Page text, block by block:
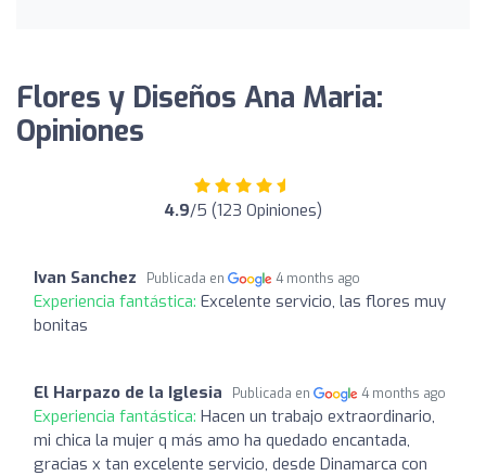
Flores y Diseños Ana Maria:
Opiniones
4.9/5 (123 Opiniones)
Ivan Sanchez Publicada en 4 months ago
Experiencia fantástica: Excelente servicio, las flores muy
bonitas
El Harpazo de la Iglesia Publicada en 4 months ago
Experiencia fantástica: Hacen un trabajo extraordinario,
mi chica la mujer q más amo ha quedado encantada,
gracias x tan excelente servicio, desde Dinamarca con